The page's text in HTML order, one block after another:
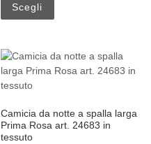
Scegli
Camicia da notte a spalla larga
Prima Rosa art. 24683 in
tessuto